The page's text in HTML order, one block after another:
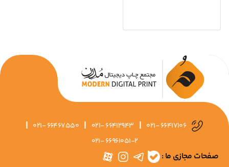
021- 66417106
|
021- 66412943
|
021- 66467550
|
021- 66961051-2
صفحات مجازی ما :